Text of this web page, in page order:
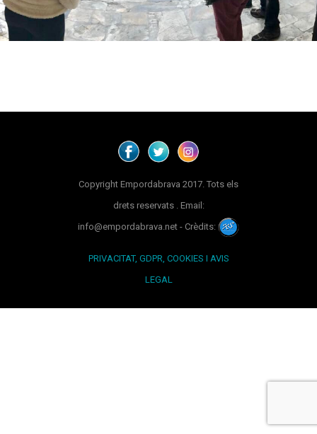
Copyright Empordabrava 2017. Tots els
drets reservats . Email:
info@empordabrava.net - Crèdits:
PRIVACITAT, GDPR, COOKIES I AVIS
LEGAL